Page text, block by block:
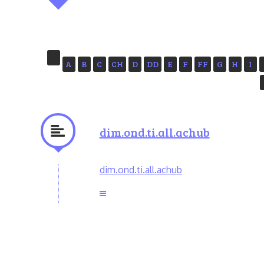
A B C CH D DD E F FF G H I
dim.ond.ti.all.achub
dim.ond.ti.all.achub